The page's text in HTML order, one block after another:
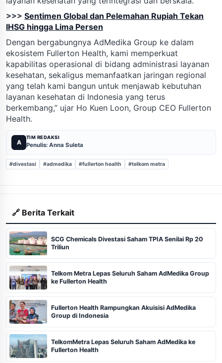
>>> Sentimen Global dan Pelemahan Rupiah Tekan
IHSG hingga Lima Persen
Dengan bergabungnya AdMedika Group ke dalam
ekosistem Fullerton Health, kami memperkuat
kapabilitas operasional di bidang administrasi layanan
kesehatan, sekaligus memanfaatkan jaringan regional
yang telah kami bangun untuk menjawab kebutuhan
layanan kesehatan di Indonesia yang terus
berkembang,” ujar Ho Kuen Loon, Group CEO Fullerton
Health.
A
TIM REDAKSI
Penulis: Anna Suleta
#divestasi #admedika #fullerton health #telkom metra
🔗 Berita Terkait
SCG Chemicals Divestasi Saham TPIA Senilai Rp 20
Triliun
Telkom Metra Lepas Seluruh Saham AdMedika Group
ke Fullerton Health
Fullerton Health Rampungkan Akuisisi AdMedika
Group di Indonesia
TelkomMetra Lepas Seluruh Saham AdMedika ke
Fullerton Health